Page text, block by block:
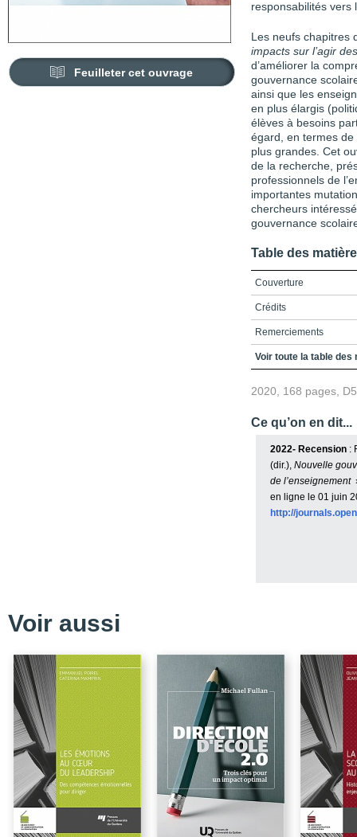
Feuilleter cet ouvrage
responsabilités vers
Les neufs chapitres
impacts sur l’agir
d’améliorer la
gouvernance
ainsi que les
en plus élargis
élèves à besoins
égard, en termes
plus grandes. Cet
de la recherche,
professionnels de
importantes
chercheurs
gouvernance
Table des
Couverture
Crédits
Remerciements
Table des matières
Introduction
Chapitre 1 /
Une optique
la gestion axée sur
1 / Disjonction et
collaboration –
Conclusion
Références
Chapitre 3 / La
les directions d’école
Conclusion
Références
Chapitre 4 / Nouvelle
exigences
Voir toute la table des
2020, 168 pages,
Ce qu’on en dit...
2022- Recension :
(dir.), Nouvelle
de l’enseignement
en ligne le 01 juin
http://
Voir aussi